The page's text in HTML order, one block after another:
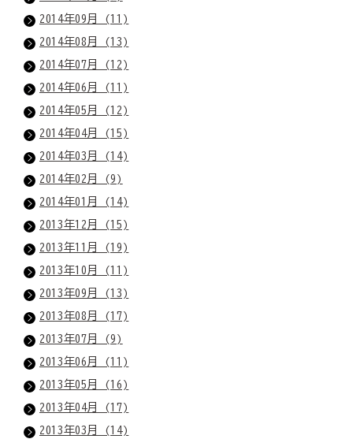
2014年09月 (11)
2014年08月 (13)
2014年07月 (12)
2014年06月 (11)
2014年05月 (12)
2014年04月 (15)
2014年03月 (14)
2014年02月 (9)
2014年01月 (14)
2013年12月 (15)
2013年11月 (19)
2013年10月 (11)
2013年09月 (13)
2013年08月 (17)
2013年07月 (9)
2013年06月 (11)
2013年05月 (16)
2013年04月 (17)
2013年03月 (14)